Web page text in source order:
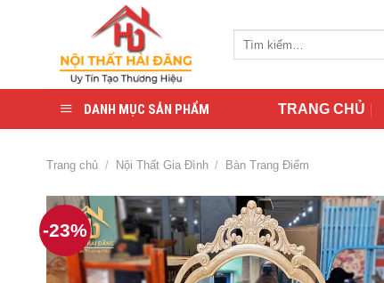
DANH MỤC SẢN PHẨM TRANG CHỦ
Trang chủ / Nội Thất Gia Đình / Bàn Trang Điểm
-23%